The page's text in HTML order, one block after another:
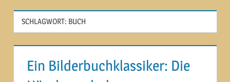
SCHLAGWORT: BUCH
Ein Bilderbuchklassiker: Die